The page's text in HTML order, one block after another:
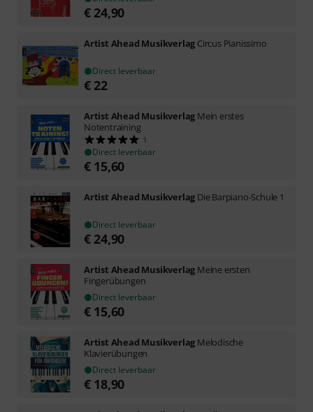
€ 24,90
Artist Ahead Musikverlag Circus Pianissimo
Direct leverbaar
€ 22
Artist Ahead Musikverlag Mein erstes
Notentraining
1
Direct leverbaar
€ 15,60
Artist Ahead Musikverlag Die Barpiano-Schule 1
Direct leverbaar
€ 24,90
Artist Ahead Musikverlag Meine ersten
Fingerübungen
Direct leverbaar
€ 15,60
Artist Ahead Musikverlag Melodische
Klavierübungen
Direct leverbaar
€ 18,90